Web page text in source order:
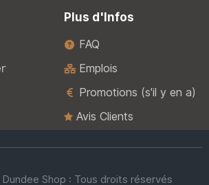
Plus d'Infos
FAQ
Emplois
Promotions (s'il y en a)
Avis Clients
Shop : Tous droits réservés